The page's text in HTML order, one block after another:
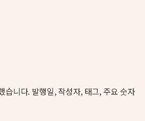
니다. 발행일, 작성자, 태그, 주요 숫자